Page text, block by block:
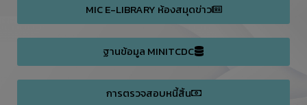
MIC E-LIBRARY ห้องสมุดข่าว
ฐานข้อมูล MINITCDC
การตรวจสอบหนี้สิ้น